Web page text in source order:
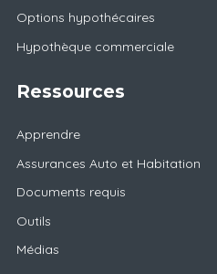
Options hypothécaires
Hypothèque commerciale
Ressources
Apprendre
Assurances Auto et Habitation
Documents requis
Outils
Médias